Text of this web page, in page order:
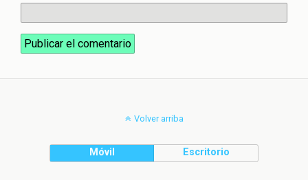
Volver arriba
Móvil Escritorio